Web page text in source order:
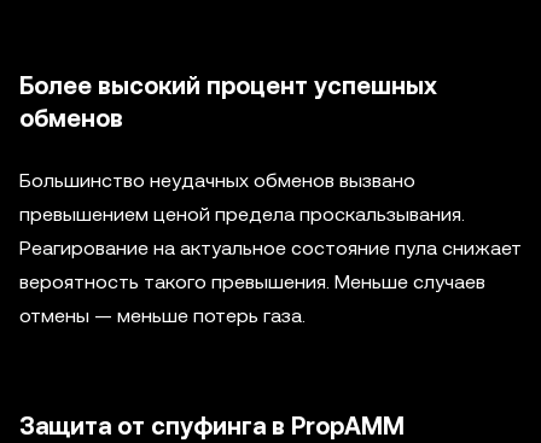
Более высокий процент успешных
обменов
Большинство неудачных обменов вызвано
превышением ценой предела проскальзывания.
Реагирование на актуальное состояние пула снижает
вероятность такого превышения. Меньше случаев
отмены — меньше потерь газа.
Защита от спуфинга в PropAMM